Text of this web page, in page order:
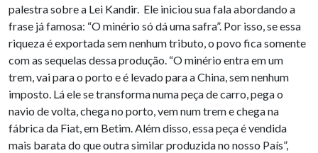
palestra sobre a Lei Kandir. Ele iniciou sua fala abordando a
frase já famosa: “O minério só dá uma safra”. Por isso, se essa
riqueza é exportada sem nenhum tributo, o povo fica somente
com as sequelas dessa produção. “O minério entra em um
trem, vai para o porto e é levado para a China, sem nenhum
imposto. Lá ele se transforma numa peça de carro, pega o
navio de volta, chega no porto, vem num trem e chega na
fábrica da Fiat, em Betim. Além disso, essa peça é vendida
mais barata do que outra similar produzida no nosso País”,